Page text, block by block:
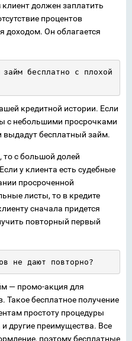
должен заплатить
процентов
доходом. Он облагается
бесплатно с плохой
кредитной истории. Если
с небольшими просрочками
выдадут бесплатный займ.
то с большой долей
у клиента есть судебные
просроченной
листы, то в кредите
сначала придется
повторный первый
не дают повторно?
— промо-акция для
бесплатное получение
простоту процедуры
другие преимущества. Все
поэтому бесплатные